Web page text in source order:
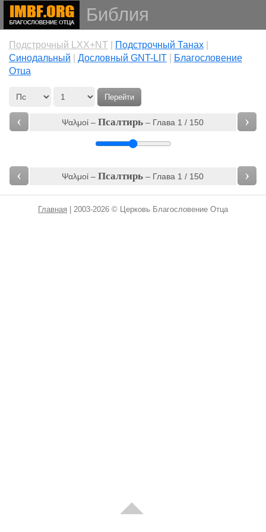
Библия
Подстрочный LXX+NT| Подстрочный Танах|
Cинодальный
Дословный GNT-LIT|
Благословение
Отца
Перейти
‹ Ψαλμοί –Псалтирь – Глава 1 / 150 ›
‹ Ψαλμοί –Псалтирь – Глава 1 / 150 ›
Главная | 2003-2026 © Церковь Благословение Отца